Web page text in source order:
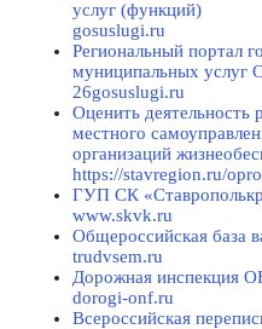
услуг (функций)
gosuslugi.ru
Региональный портал
муниципальных услуг
26gosuslugi.ru
Оценить деятельность
местного
организаций
https://stavregion.ru/
ГУП СК
www.skvk.ru
Общероссийская база
trudvsem.ru
Дорожная инспекция
dorogi-onf.ru
Всероссийская